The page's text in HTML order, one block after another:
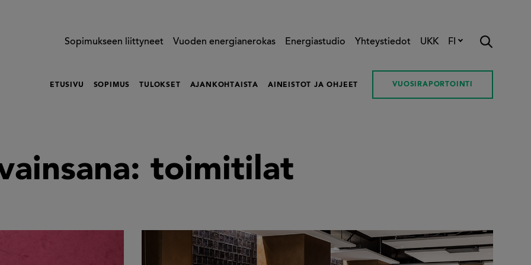
Sopimukseen liittyneet Vuoden energianerokas Energiastudio Yhteystiedot UKK FI
ETUSIVU SOPIMUS TULOKSET AJANKOHTAISTA AINEISTOT JA OHJEET VUOSIRAPORTOINTI
toimitilat